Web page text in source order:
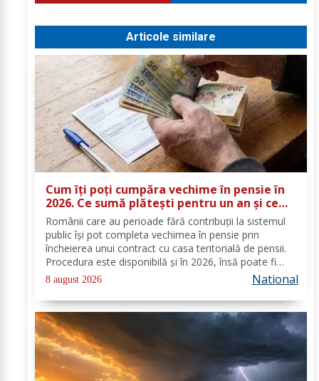
Articole similare
Cum îți poți cumpăra vechime în pensie în
2026. Ce sumă plătești pentru un an și ce
documente trebuie depuse
Românii care au perioade fără contribuții la sistemul
public își pot completa vechimea în pensie prin
încheierea unui contract cu casa teritorială de pensii.
Procedura este disponibilă și în 2026, însă poate fi
folosită doar în condițiile prevăzute de lege. Costul
depinde de salariul minim brut...
8 august 2026 National